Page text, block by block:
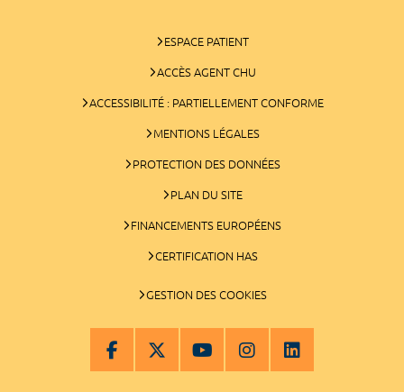
ESPACE PATIENT
ACCÈS AGENT CHU
ACCESSIBILITÉ : PARTIELLEMENT CONFORME
MENTIONS LÉGALES
PROTECTION DES DONNÉES
PLAN DU SITE
FINANCEMENTS EUROPÉENS
CERTIFICATION HAS
GESTION DES COOKIES